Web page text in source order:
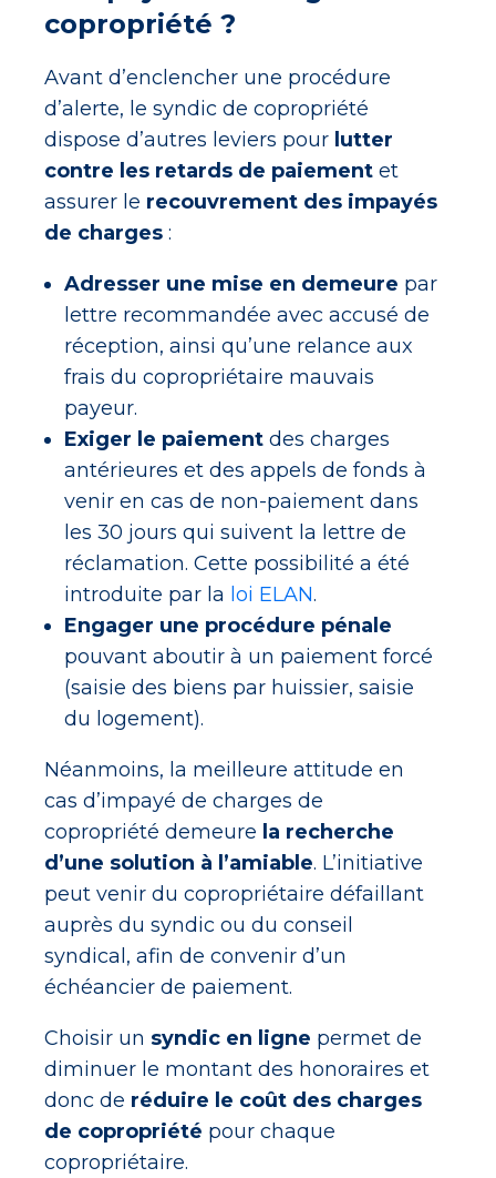
copropriété ?
Avant d’enclencher une procédure
d’alerte, le syndic de copropriété
dispose d’autres leviers pour lutter
contre les retards de paiement et
assurer le recouvrement des impayés
de charges :
Adresser une mise en demeure par
lettre recommandée avec accusé de
réception, ainsi qu’une relance aux
frais du copropriétaire mauvais
payeur.
Exiger le paiement des charges
antérieures et des appels de fonds à
venir en cas de non-paiement dans
les 30 jours qui suivent la lettre de
réclamation. Cette possibilité a été
introduite par la loi ELAN.
Engager une procédure pénale
pouvant aboutir à un paiement forcé
(saisie des biens par huissier, saisie
du logement).
Néanmoins, la meilleure attitude en
cas d’impayé de charges de
copropriété demeure la recherche
d’une solution à l’amiable. L’initiative
peut venir du copropriétaire défaillant
auprès du syndic ou du conseil
syndical, afin de convenir d’un
échéancier de paiement.
Choisir un syndic en ligne permet de
diminuer le montant des honoraires et
donc de réduire le coût des charges
de copropriété pour chaque
copropriétaire.